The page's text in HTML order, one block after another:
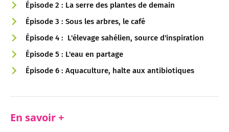
Épisode 2 : La serre des plantes de demain
Épisode 3 : Sous les arbres, le café
Épisode 4 : L'élevage sahélien, source d'inspiration
Épisode 5 : L'eau en partage
Épisode 6 : Aquaculture, halte aux antibiotiques
En savoir +